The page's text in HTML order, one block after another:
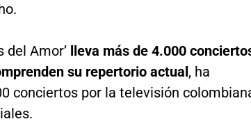
del Amor’lleva más de 4.000
su repertorio actual, ha
conciertos por la televisión